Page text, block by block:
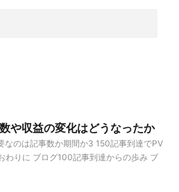
や収益の変化はどうなったか
なのは記事数か期間か3 150記事到達でPV
わりに ブログ100記事到達からの歩み ブ